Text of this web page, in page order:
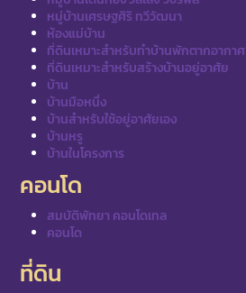
หมู่บ้านเศรษฐศิริ ทวีวัฒนา
ห้องแม่บ้าน
ที่ดินเหมาะสำหรับทำบ้านพักตากอากาศ
ที่ดินเหมาะสำหรับสร้างบ้านอยู่อาศัย
บ้าน
บ้านมือหนึ่ง
บ้านสำหรับใช้อยู่อาศัยเอง
บ้านหรู
บ้านในโครงการ
คอนโด
สมบัติพัทยา คอนโดเทล
คอนโด
ที่ดิน